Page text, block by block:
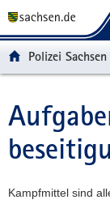
t
ü
e
g
t
n
v
g
p
n
a
t
t
-
e
e
Polizei Sachsen
Hauptinhalt
Kampfmittel sind